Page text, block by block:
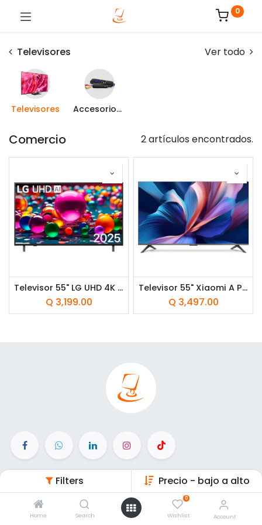
Filters Precio - bajo a alto
Home Search
0
Wishlist Account
0
Televisores Ver todo
Televisores Accesorios para TV
Comercio 2 artículos encontrados.
Televisor 55" LG UHD 4K Smart TV ThinQ AI
Q 3,199.00
Televisor 55" Xiaomi A Pro 55 2026 UHD 4K Smart TV
Q 3,497.00
Enlaces de Interés
Productos